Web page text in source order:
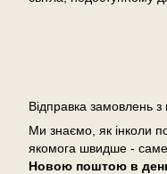
Відправка замовлень з
Ми знаємо, як інколи
якомога швидше -
Новою поштою в